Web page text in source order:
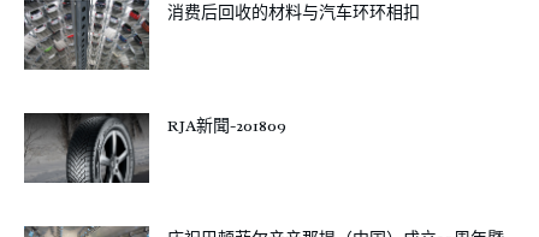
消费后回收的材料与汽车环环相扣
RJA新聞-201809